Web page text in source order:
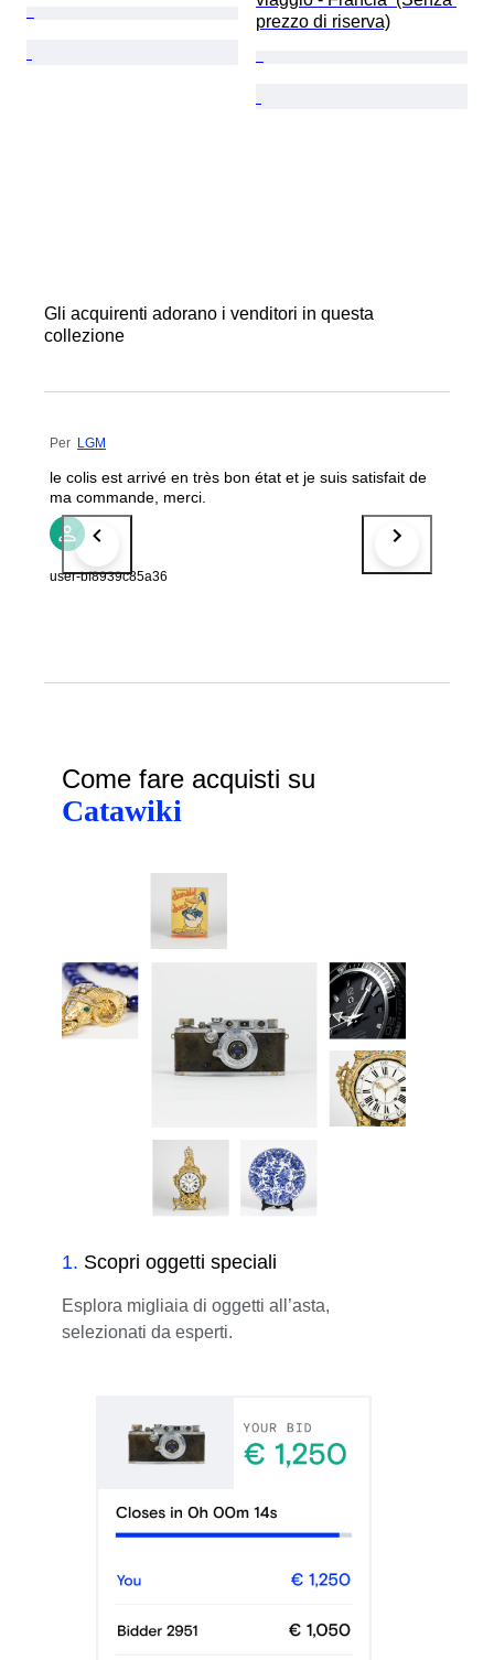
prezzo di riserva)
Gli acquirenti adorano i venditori in questa
collezione
Per LGM
le colis est arrivé en très bon état et je suis satisfait de
ma commande, merci.
user-bf8939c85a36
Come fare acquisti su
Catawiki
1. Scopri oggetti speciali
Esplora migliaia di oggetti all’asta,
selezionati da esperti.